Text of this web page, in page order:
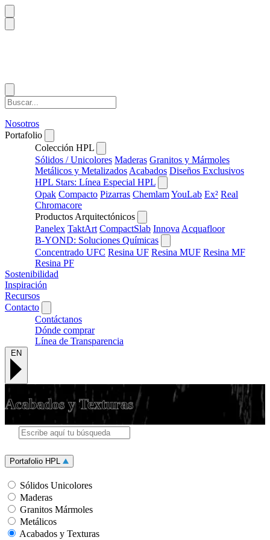
Nosotros
Portafolio
Colección HPL
Sólidos / Unicolores Maderas Granitos y Mármoles
Metálicos y Metalizados Acabados Diseños Exclusivos
HPL Stars: Línea Especial HPL
Opak Compacto Pizarras ChemlamYouLab Ex² Real
Chromacore
Productos Arquitectónicos
Panelex TaktArt CompactSlab Innova Acquafloor
B-YOND: Soluciones Químicas
Concentrado UFC Resina UF Resina MUF Resina MF
Resina PF
Sostenibilidad
Inspiración
Recursos
Contacto
Contáctanos
Dónde comprar
Línea de Transparencia
EN
Acabados y Texturas
Portafolio HPL
Sólidos Unicolores
Maderas
Granitos Mármoles
Metálicos
Acabados y Texturas